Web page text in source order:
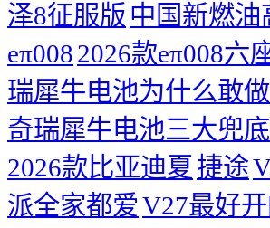
泽8征服版 中国新燃油
eπ0082026款eπ008六
瑞犀牛电池为什么敢
奇瑞犀牛电池三大兜
2026款比亚迪夏 捷途
派全家都爱V27最好